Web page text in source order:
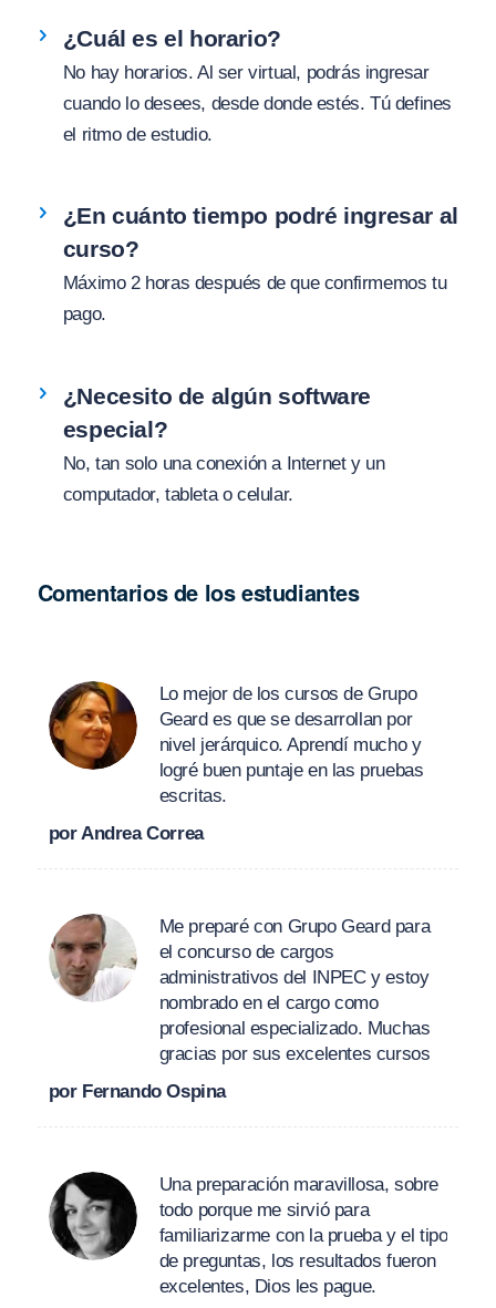
¿Cuál es el horario?
No hay horarios. Al ser virtual, podrás ingresar
cuando lo desees, desde donde estés. Tú defines
el ritmo de estudio.
¿En cuánto tiempo podré ingresar al
curso?
Máximo 2 horas después de que confirmemos tu
pago.
¿Necesito de algún software
especial?
No, tan solo una conexión a Internet y un
computador, tableta o celular.
Comentarios de los estudiantes
Lo mejor de los cursos de Grupo
Geard es que se desarrollan por
nivel jerárquico. Aprendí mucho y
logré buen puntaje en las pruebas
escritas.
por Andrea Correa
Me preparé con Grupo Geard para
el concurso de cargos
administrativos del INPEC y estoy
nombrado en el cargo como
profesional especializado. Muchas
gracias por sus excelentes cursos
por Fernando Ospina
Una preparación maravillosa, sobre
todo porque me sirvió para
familiarizarme con la prueba y el tipo
de preguntas, los resultados fueron
excelentes, Dios les pague.